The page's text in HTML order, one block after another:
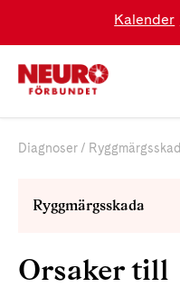
Kalender
Diagnoser
Ryggmärgsskada
Orsaker till